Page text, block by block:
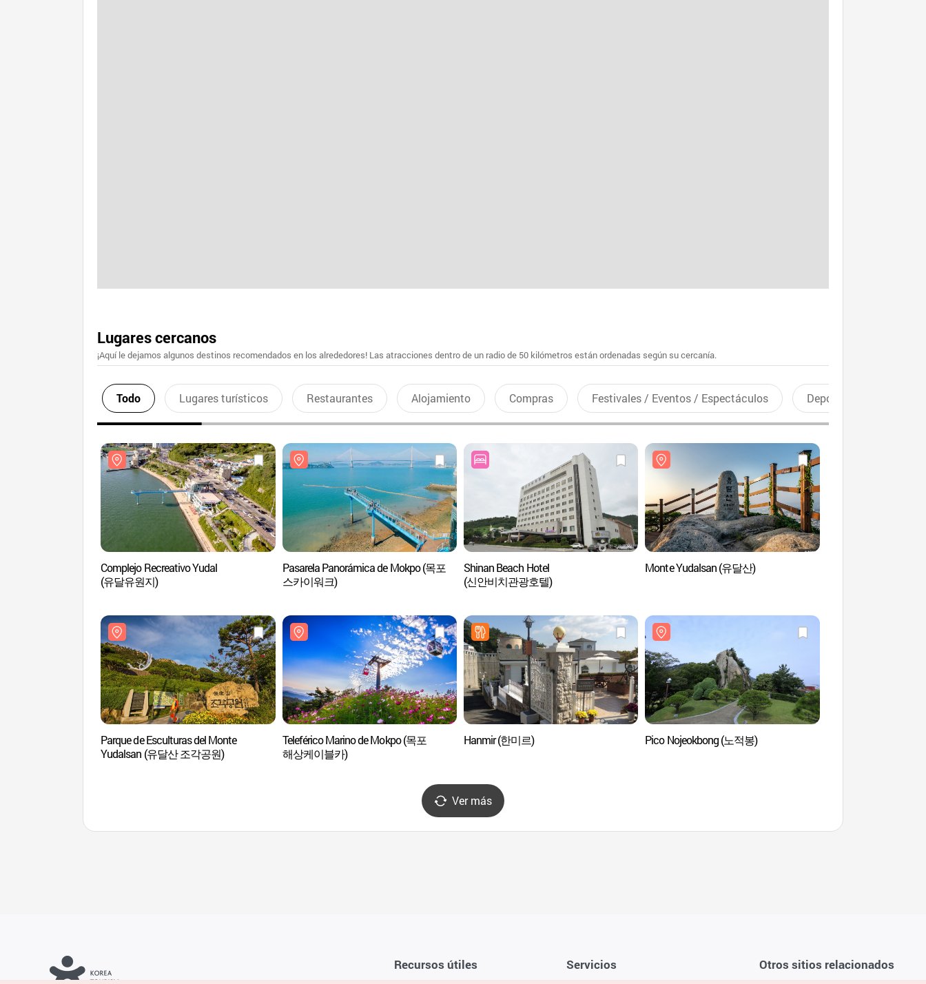
Lugares cercanos
¡Aquí le dejamos algunos destinos recomendados en los alrededores! Las atracciones dentro de un radio de 50 kilómetros están ordenadas según su cercanía.
Todo Lugares turísticos Restaurantes Alojamiento Compras Festivales / Eventos / Espectáculos Deportes recreativos
Complejo Recreativo Yudal
(유달유원지)
Pasarela Panorámica de Mokpo (목포
스카이워크)
Shinan Beach Hotel
(신안비치관광호텔)
Monte Yudalsan (유달산)
Parque de Esculturas del Monte
Yudalsan (유달산 조각공원)
Teleférico Marino de Mokpo (목포
해상케이블카)
Hanmir (한미르) Pico Nojeokbong (노적봉)
Ver más
Recursos útiles Servicios Otros sitios relacionados